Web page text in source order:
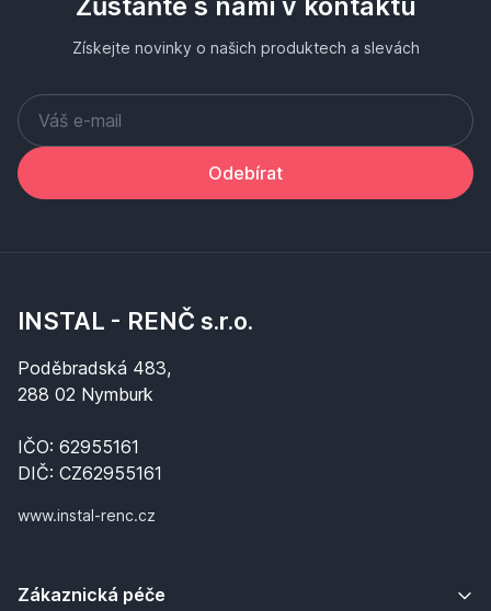
Získejte novinky o našich produktech a slevách
Odebírat
INSTAL - RENČ s.r.o.
Poděbradská 483,
288 02 Nymburk
IČO: 62955161
DIČ: CZ62955161
www.instal-renc.cz
Zákaznická péče